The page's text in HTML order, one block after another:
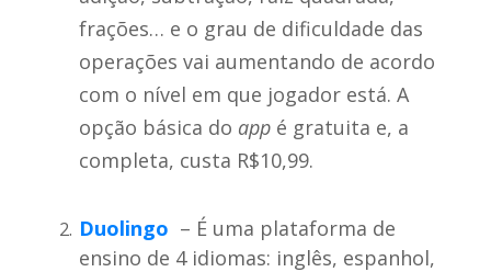
frações… e o grau de dificuldade das
operações vai aumentando de acordo
com o nível em que jogador está. A
opção básica do app é gratuita e, a
completa, custa R$10,99.
Duolingo – É uma plataforma de
ensino de 4 idiomas: inglês, espanhol,